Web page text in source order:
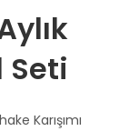
Seti
Karışımı